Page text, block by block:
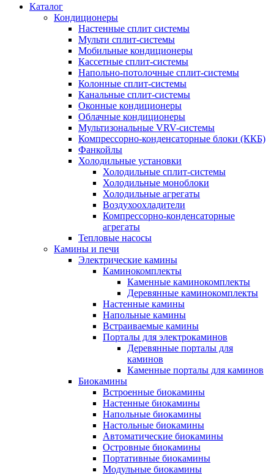
Каталог
Кондиционеры
Настенные сплит системы
Мульти сплит-системы
Мобильные кондиционеры
Кассетные сплит-системы
Напольно-потолочные сплит-системы
Колонные сплит-системы
Канальные сплит-системы
Оконные кондиционеры
Облачные кондиционеры
Мультизональные VRV-системы
Компрессорно-конденсаторные блоки (ККБ)
Фанкойлы
Холодильные установки
Холодильные сплит-системы
Холодильные моноблоки
Холодильные агрегаты
Воздухоохладители
Компрессорно-конденсаторные
агрегаты
Тепловые насосы
Камины и печи
Электрические камины
Каминокомплекты
Каменные каминокомплекты
Деревянные каминокомплекты
Настенные камины
Напольные камины
Встраиваемые камины
Порталы для электрокаминов
Деревянные порталы для
каминов
Каменные порталы для каминов
Биокамины
Встроенные биокамины
Настенные биокамины
Напольные биокамины
Настольные биокамины
Автоматические биокамины
Островные биокамины
Портативные биокамины
Модульные биокамины